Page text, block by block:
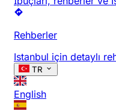
Rehberler
Istanbul için detaylı
TR
English